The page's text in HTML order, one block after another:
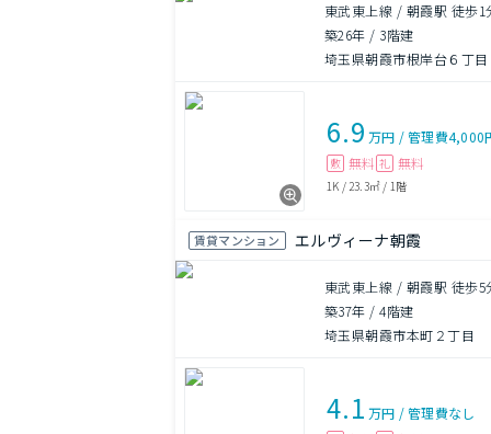
東武東上線 / 朝霞駅 徒歩1
築26年 / 3階建
埼玉県朝霞市根岸台６丁目
6.9 万円 /管理費4,000
敷 無料 礼 無料
1K / 23.3㎡ / 1階
賃貸マンション エルヴィーナ朝霞
東武東上線 / 朝霞駅 徒歩5
築37年 /4階建
埼玉県朝霞市本町２丁目
4.1 万円 /管理費なし